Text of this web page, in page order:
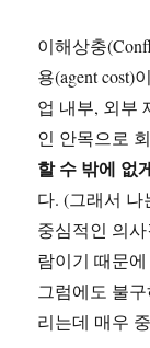
이해상충
용(agent cost)
업 내부, 외부
인 안목으로
할 수 밖에 없
다. (그래서
중심적인 의
람이기 때문
그럼에도 불
리는데 매우